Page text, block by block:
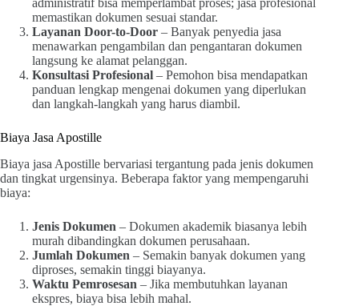
memastikan dokumen sesuai standar.
Layanan Door-to-Door – Banyak penyedia jasa
menawarkan pengambilan dan pengantaran dokumen
langsung ke alamat pelanggan.
Konsultasi Profesional – Pemohon bisa mendapatkan
panduan lengkap mengenai dokumen yang diperlukan
dan langkah-langkah yang harus diambil.
Biaya Jasa Apostille
Biaya jasa Apostille bervariasi tergantung pada jenis dokumen
dan tingkat urgensinya. Beberapa faktor yang mempengaruhi
biaya:
Jenis Dokumen – Dokumen akademik biasanya lebih
murah dibandingkan dokumen perusahaan.
Jumlah Dokumen – Semakin banyak dokumen yang
diproses, semakin tinggi biayanya.
Waktu Pemrosesan – Jika membutuhkan layanan
ekspres, biaya bisa lebih mahal.